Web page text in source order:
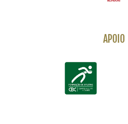
APOIO